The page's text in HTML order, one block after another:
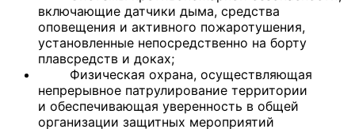
включающие датчики дыма, средства
оповещения и активного пожаротушения,
установленные непосредственно на борту
плавсредств и доках;
Физическая охрана, осуществляющая
непрерывное патрулирование территории
и обеспечивающая уверенность в общей
организации защитных мероприятий